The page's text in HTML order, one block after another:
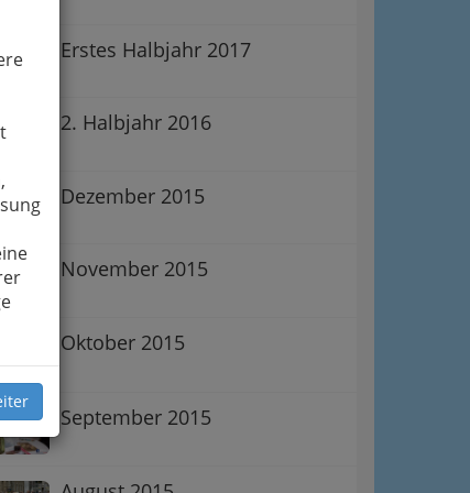
Erstes Halbjahr 2017
2. Halbjahr 2016
Dezember 2015
November 2015
Oktober 2015
September 2015